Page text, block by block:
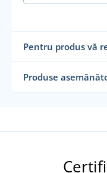
Pentru produs vă
Produse